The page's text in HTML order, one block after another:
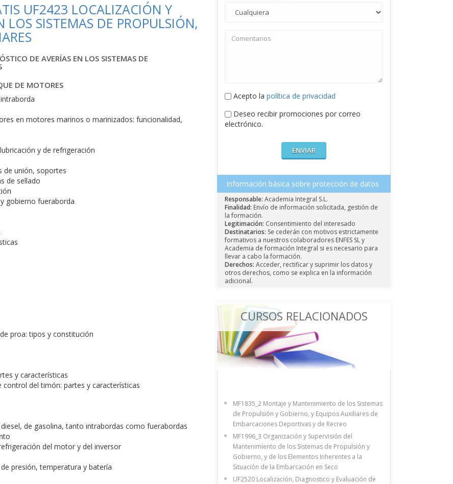
UF2423 LOCALIZACIÓN Y
SISTEMAS DE PROPULSIÓN,
DE AVERÍAS EN LOS SISTEMAS DE
DE MOTORES
en motores marinos o marinizados: funcionalidad,
y de refrigeración
de unión, soportes
de sellado
gobierno fueraborda
proa: tipos y constitución
y características
del timón: partes y características
de gasolina, tanto intrabordas como fuerabordas
del motor y del inversor
presión, temperatura y batería
Acepto la política de privacidad
Deseo recibir promociones por correo
electrónico.
Información básica sobre protección de datos
Responsable: Academia Integral S.L.
Finalidad: Envío de información solicitada, gestión de
la formación.
Legitimación: Consentimiento del interesado
Destinatarios: Se cederán con motivos estrictamente
formativos a nuestros colaboradores ENFES SL y
Academia de formación Integral si es necesario para
llevar a cabo la formación.
Derechos: Acceder, rectificar y suprimir los datos y
otros derechos, como se explica en la información
adicional.
CURSOS RELACIONADOS
MF1835_2 Montaje y Mantenimiento de los Sistemas
de Propulsión y Gobierno, y Equipos Auxiliares de
Embarcaciones Deportivas y de Recreo
MF1996_3 Organización y Supervisión del
Mantenimiento de los Sistemas de Propulsión y
Gobierno, y de los Elementos Inherentes a la
Situación de la Embarcación en Seco
UF2520 Localización, Diagnostico y Evaluación de